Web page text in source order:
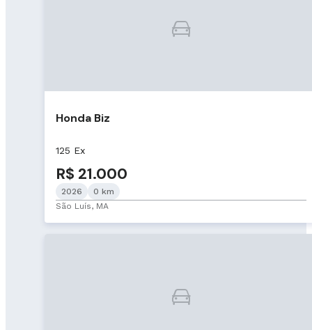
Honda Biz
125 Ex
R$ 21.000
2026
0 km
São Luís, MA